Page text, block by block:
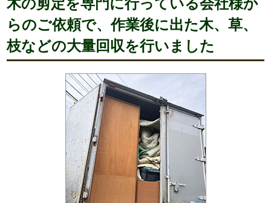
木の剪定を専門に行っている会社様か
らのご依頼で、作業後に出た木、草、
枝などの大量回収を行いました